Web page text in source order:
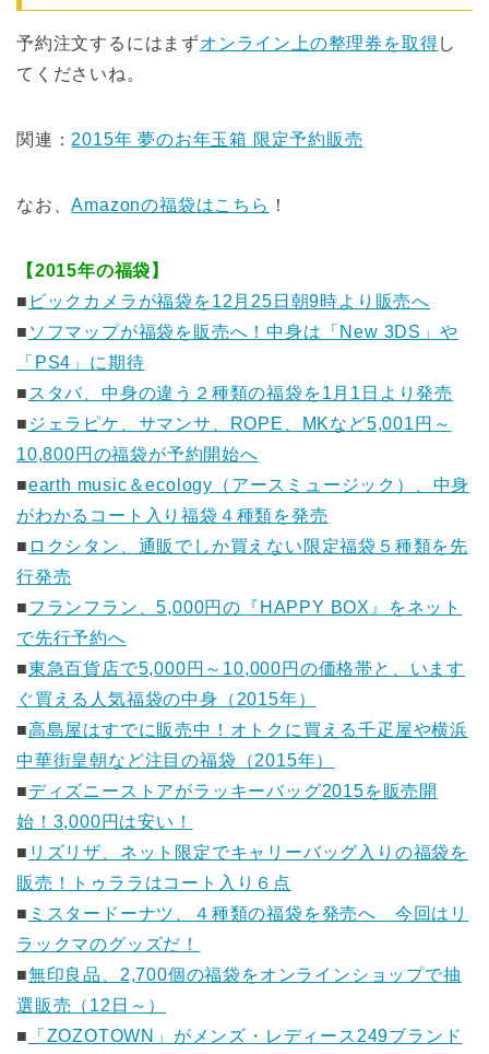
予約注文するにはまずオンライン上の整理券を取得し
てくださいね。
関連： 2015年 夢のお年玉箱 限定予約販売
なお、Amazonの福袋はこちら ！
【2015年の福袋】
■ ビックカメラが福袋を12月25日朝9時より販売へ
■ ソフマップが福袋を販売へ！中身は「New 3DS」や
「PS4」に期待
■ スタバ、中身の違う２種類の福袋を1月1日より発売
■ ジェラピケ、サマンサ、ROPE、MKなど5,001円～
10,800円の福袋が予約開始へ
■earth music＆ecology（アースミュージック）、中身
がわかるコート入り福袋４種類を発売
■ ロクシタン、通販でしか買えない限定福袋５種類を先
行発売
■フランフラン、5,000円の『HAPPY BOX』をネット
で先行予約へ
■東急百貨店で5,000円～10,000円の価格帯と、います
ぐ買える人気福袋の中身（2015年）
■高島屋はすでに販売中！オトクに買える千疋屋や横浜
中華街皇朝など注目の福袋（2015年）
■ディズニーストアがラッキーバッグ2015を販売開
始！3,000円は安い！
■ リズリザ、ネット限定でキャリーバッグ入りの福袋を
販売！トゥララはコート入り６点
■ ミスタードーナツ、４種類の福袋を発売へ 今回はリ
ラックマのグッズだ！
■無印良品、2,700個の福袋をオンラインショップで抽
選販売（12日～）
■
「ZOZOTOWN」がメンズ・レディース249ブランド